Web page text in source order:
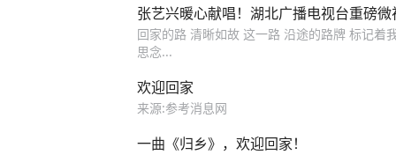
张艺兴暖心献唱！湖北广播电视台重磅
回家的路 清晰如故 这一路 沿途的路牌 标记着
思念...
欢迎回家
来源:参考消息网
一曲《归乡》，欢迎回家！